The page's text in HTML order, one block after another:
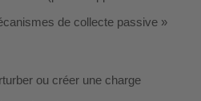
de collecte passive »
ou créer une charge